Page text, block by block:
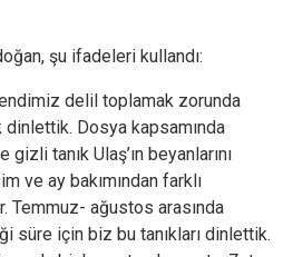
şu ifadeleri kullandı:
delil toplamak zorunda
dinlettik. Dosya kapsamında
tanık Ulaş’ın beyanlarını
ve ay bakımından farklı
Temmuz- ağustos arasında
süre için biz bu tanıkları dinlettik.